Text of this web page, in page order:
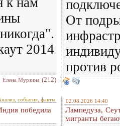
2014
Елена Мурзина (212)
От
против
события, факты
победила
02.08.2026 14:40
Лампедуза,
мигранты